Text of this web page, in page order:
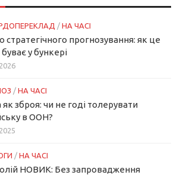
/ НА ЧАСІ
прогнозування: як це
буває у бункері
/ НА ЧАСІ
зброя: чи не годі толерувати
в ООН?
/ НА ЧАСІ
НОВИК: Без запровадження